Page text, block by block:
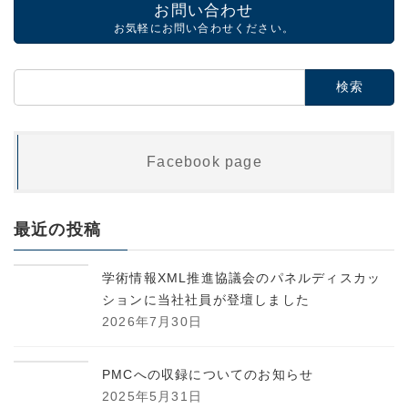
お問い合わせ
お気軽にお問い合わせください。
索:
Facebook page
最近の投稿
学術情報XML推進協議会のパネルディスカッ
ションに当社社員が登壇しました
2026年7月30日
PMCへの収録についてのお知らせ
2025年5月31日